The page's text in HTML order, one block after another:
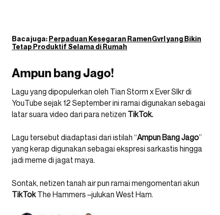
Baca juga:Perpaduan Kesegaran RamenGvrl yang Bikin
Tetap Produktif Selama di Rumah
Ampun bang Jago!
Lagu yang dipopulerkan oleh Tian Storm x Ever Slkr di
YouTube sejak 12 September ini ramai digunakan sebagai
latar suara video dari para netizen TikTok.
Lagu tersebut diadaptasi dari istilah “Ampun Bang Jago”
yang kerap digunakan sebagai ekspresi sarkastis hingga
jadi meme di jagat maya.
Sontak, netizen tanah air pun ramai mengomentari akun
TikTokThe Hammers –julukan West Ham.